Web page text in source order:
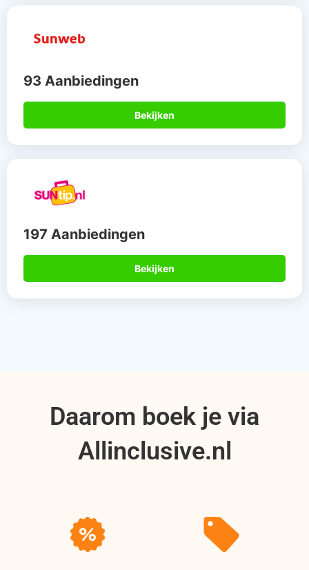
93 Aanbiedingen
Bekijken
197 Aanbiedingen
Bekijken
Daarom boek je via
Allinclusive.nl